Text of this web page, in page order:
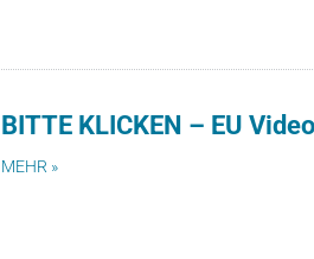
BITTE KLICKEN – EU
MEHR »